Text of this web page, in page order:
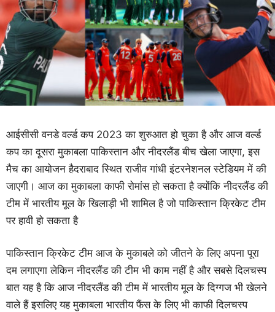
आईसीसी वनडे वर्ल्ड कप 2023 का शुरुआत हो चुका है और आज वर्ल्ड
कप का दूसरा मुकाबला पाकिस्तान और नीदरलैंड बीच खेला जाएगा, इस
मैच का आयोजन हैदराबाद स्थित राजीव गांधी इंटरनेशनल स्टेडियम में की
जाएगी। आज का मुकाबला काफी रोमांस हो सकता है क्योंकि नीदरलैंड की
टीम में भारतीय मूल के खिलाड़ी भी शामिल है जो पाकिस्तान क्रिकेट टीम
पर हावी हो सकता है
पाकिस्तान क्रिकेट टीम आज के मुकाबले को जीतने के लिए अपना पूरा
दम लगाएगा लेकिन नीदरलैंड की टीम भी काम नहीं है और सबसे दिलचस्प
बात यह है कि आज नीदरलैंड की टीम में भारतीय मूल के दिग्गज भी खेलने
वाले हैं इसलिए यह मुकाबला भारतीय फैंस के लिए भी काफी दिलचस्प